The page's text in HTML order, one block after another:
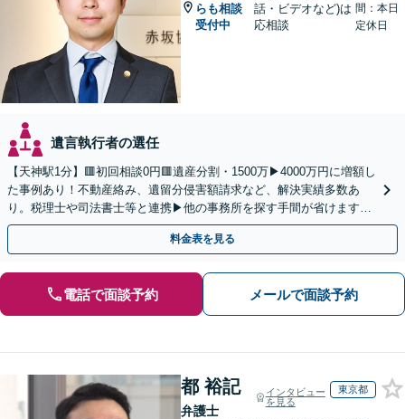
らも相談
受付中
話・ビデオなど)は
応相談
間：本日
定休日
遺言執行者の選任
【天神駅1分】🟥初回相談0円🟥遺産分割・1500万▶4000万円に増額し
た事例あり！不動産絡み、遺留分侵害額請求など、解決実績多数あ
り。税理士や司法書士等と連携▶他の事務所を探す手間が省けます！
不動産会社と連携し無料査定&財産調査も◎
料金表を見る
電話で面談予約 メールで面談予約
都 裕記
弁護士
インタビュー
を見る
東京都